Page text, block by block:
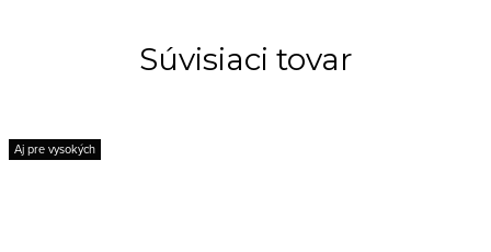
Súvisiaci tovar
Aj pre vysokých